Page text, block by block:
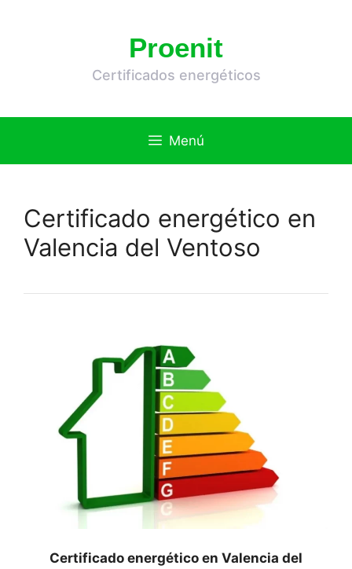
Proenit
Certificados energéticos
Menú
Certificado energético en
Valencia del Ventoso
Certificado energético en Valencia del